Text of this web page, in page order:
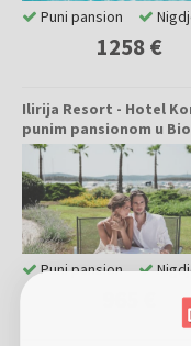
1258 €
Puni pansion
Ilirija Resort - Hotel
punim pansionom u
Puni pansion